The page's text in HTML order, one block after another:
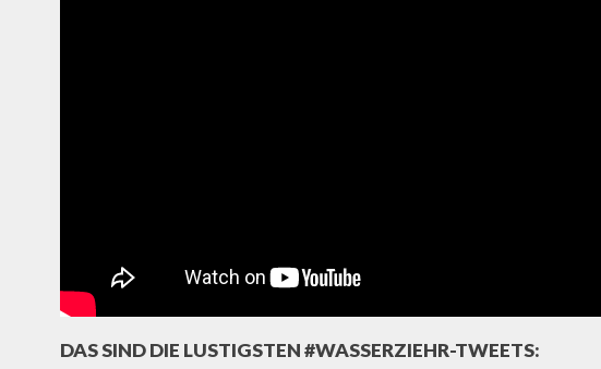
DAS SIND DIE LUSTIGSTEN #WASSERZIEHR-TWEETS: